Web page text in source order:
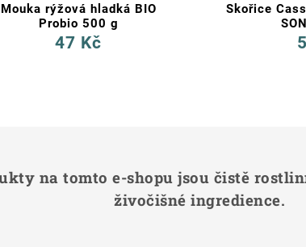
Mouka rýžová hladká BIO
Probio 500 g
47 Kč
Skořice
na tomto e-shopu jsou čistě
živočišné ingredience.